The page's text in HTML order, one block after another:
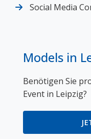
Social Media
Models in
Benötigen Sie
Event in Leipzig?